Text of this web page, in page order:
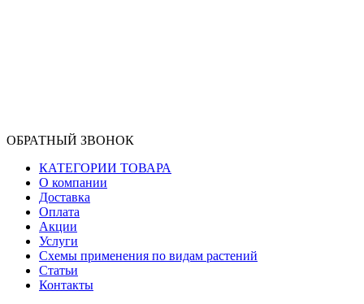
ОБРАТНЫЙ ЗВОНОК
КАТЕГОРИИ ТОВАРА
О компании
Доставка
Оплата
Акции
Услуги
Схемы применения по видам растений
Статьи
Контакты